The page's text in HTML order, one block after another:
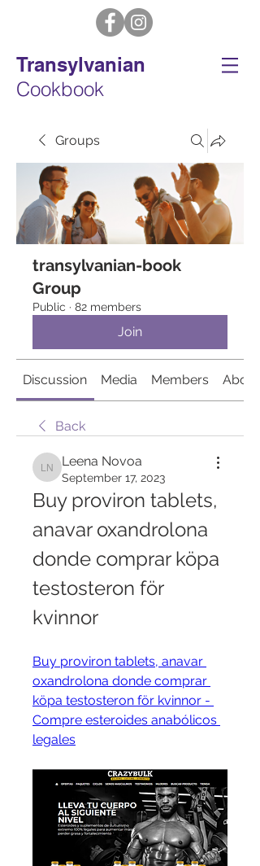
Transylvanian
Cookbook
Groups
transylvanian-book
Group
Public · 82 members
Join
Discussion Media Members About
Back
Leena Novoa
Leena Novoa
September 17, 2023
Buy proviron tablets,
anavar oxandrolona
donde comprar köpa
testosteron för
kvinnor
Buy proviron tablets, anavar
oxandrolona donde comprar
köpa testosteron för kvinnor -
Compre esteroides anabólicos
legales